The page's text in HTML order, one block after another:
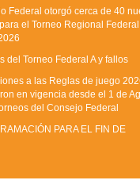
Federal otorgó cerca de 40
el Torneo Regional Federal
del Torneo Federal A y fallos
a las Reglas de juego
en vigencia desde el 1 de
del Consejo Federal
PARA EL FIN DE